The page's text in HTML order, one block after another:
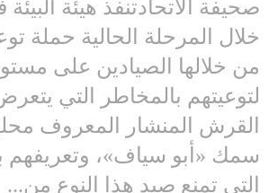
صحيفة الاتحادتنفذ هيئة
خلال المرحلة الحالية حملة
من خلالها الصيادين على
لتوعيتهم بالمخاطر التي
القرش المنشار المعروف
سمك «أبو سياف»، وتعريفهم
التي تمنع صيد هذا النوع من...